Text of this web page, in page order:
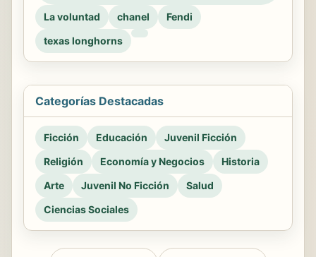
La voluntad
chanel
Fendi
texas longhorns
Categorías Destacadas
Ficción Educación
Juvenil Ficción
Religión
Economía y Negocios
Historia
Arte
Juvenil No Ficción
Salud
Ciencias Sociales